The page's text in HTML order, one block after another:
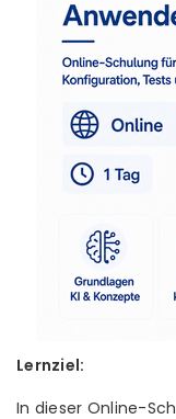
Lernziel:
In dieser Online-